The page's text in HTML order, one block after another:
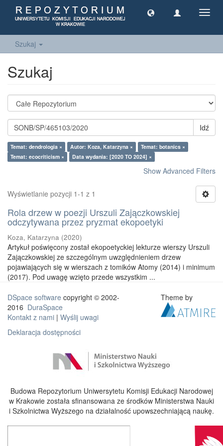
Szukaj
Szukaj
Idź
Temat: dendrologia × Autor: Koza, Katarzyna ×
Temat: botanics ×
Temat: ecocriticism ×
Data wydania: [2020 TO 2024] ×
Show Advanced Filters
Wyświetlanie pozycji 1-1 z 1
Rola drzew w poezji Urszuli Zajączkowskiej
odczytywana przez pryzmat ekopoetyki
Koza, Katarzyna (2020)
Artykuł poświęcony został ekopoetyckiej lekturze wierszy Urszuli
Zajączkowskiej ze szczególnym uwzględnieniem drzew
pojawiających się w wierszach z tomików Atomy (2014) i minimum
(2017). Pod uwagę wzięto przede wszystkim ...
DSpace software copyright © 2002-
2016 DuraSpace
Kontakt z nami | Wyślij uwagi
Deklaracja dostępności
Theme by
Budowa Repozytorium Uniwersytetu Komisji Edukacji Narodowej
w Krakowie została sfinansowana ze środków Ministerstwa Nauki
i Szkolnictwa Wyższego na działalność upowszechniającą naukę.